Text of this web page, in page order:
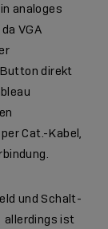
analoges
VGA
direkt
Cat.-Kabel,
und Schalt-
allerdings ist